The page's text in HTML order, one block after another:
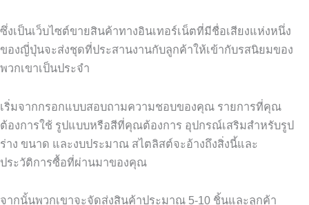
ซึ่งเป็นเว็บไซต์ขายสินค้าทางอินเทอร์เน็ตที่มีชื่อเสียงแห่งหนึ่ง
ของญี่ปุ่นจะส่งชุดที่ประสานงานกับลูกค้าให้เข้ากับรสนิยมของ
พวกเขาเป็นประจำ
เริ่มจากกรอกแบบสอบถามความชอบของคุณ รายการที่คุณ
ต้องการใช้ รูปแบบหรือสีที่คุณต้องการ อุปกรณ์เสริมสำหรับรูป
ร่าง ขนาด และงบประมาณ สไตลิสต์จะอ้างถึงสิ่งนี้และ
ประวัติการซื้อที่ผ่านมาของคุณ
จากนั้นพวกเขาจะจัดส่งสินค้าประมาณ 5-10 ชิ้นและลูกค้า